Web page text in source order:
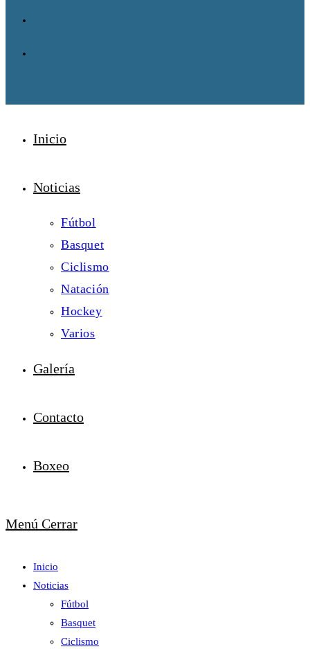
Inicio
Noticias
Fútbol
Basquet
Ciclismo
Natación
Hockey
Varios
Galería
Contacto
Boxeo
Menú Cerrar
Inicio
Noticias
Fútbol
Basquet
Ciclismo